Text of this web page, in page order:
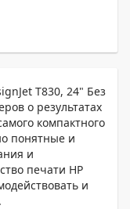
T830, 24" Без
о результатах
компактного
понятные и
и
печати HP
и